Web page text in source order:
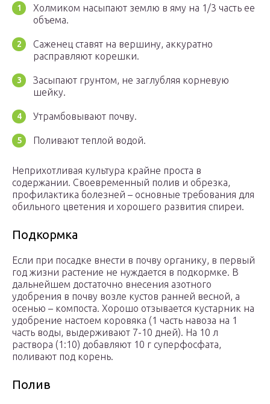
Холмиком насыпают землю в яму на 1/3 часть ее
объема.
Саженец ставят на вершину, аккуратно
расправляют корешки.
Засыпают грунтом, не заглубляя корневую
шейку.
Утрамбовывают почву.
Поливают теплой водой.
Неприхотливая культура крайне проста в
содержании. Своевременный полив и обрезка,
профилактика болезней – основные требования для
обильного цветения и хорошего развития спиреи.
Подкормка
Если при посадке внести в почву органику, в первый
год жизни растение не нуждается в подкормке. В
дальнейшем достаточно внесения азотного
удобрения в почву возле кустов ранней весной, а
осенью – компоста. Хорошо отзывается кустарник на
удобрение настоем коровяка (1 часть навоза на 1
часть воды, выдерживают 7-10 дней). На 10 л
раствора (1:10) добавляют 10 г суперфосфата,
поливают под корень.
Полив